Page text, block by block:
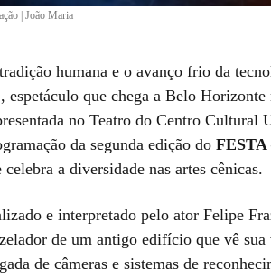
| João Maria
humana e o avanço frio da
, espetáculo que chega a Belo Horizonte
no Teatro do Centro Cultural
da segunda edição do FESTA
celebra a diversidade nas artes cênicas.
e interpretado pelo ator Felipe
de um antigo edifício que vê
de câmeras e sistemas de